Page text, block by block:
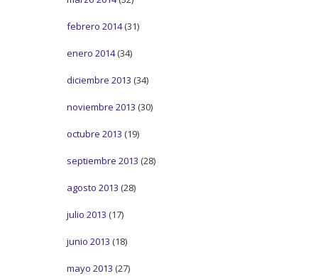
febrero 2014(31)
enero 2014(34)
diciembre 2013 (34)
noviembre 2013 (30)
octubre 2013 (19)
septiembre 2013 (28)
agosto 2013 (28)
julio 2013 (17)
junio 2013 (18)
mayo 2013 (27)